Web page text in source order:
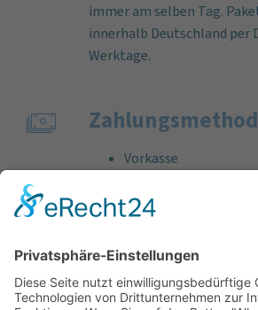
immer am selben Tag.
innerhalb Deutschland per
Werktage.
Vorkasse
Bankeinzug
Kreditkarte (VISA &
Support